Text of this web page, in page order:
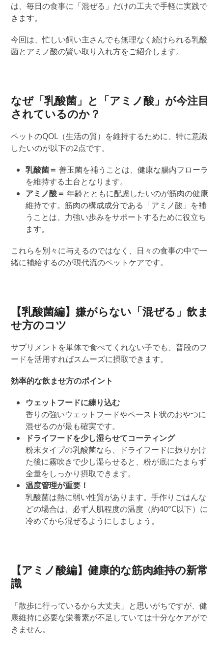
は、毎日の食事に「混ぜる」だけの工夫で手軽に実践で
きます。
今回は、忙しい飼い主さんでも無理なく続けられる乳酸
菌とアミノ酸の賢い取り入れ方をご紹介します。
なぜ「乳酸菌」と「アミノ酸」が今注目
されているのか？
ペットのQOL（生活の質）を維持するために、特に意識
したいのが以下の2点です。
乳酸菌＝ 善玉菌を補うことは、健康な腸内フローラ
を維持する土台となります。
アミノ酸＝ 年齢とともに配慮したいのが筋肉の健康
維持です。筋肉の構成成分である「アミノ酸」を補
うことは、力強い歩みをサポートするために役立ち
ます。
これらを別々に与えるのではなく、日々の食事の中で一
緒に補給するのが現代流のペットケアです。
【乳酸菌編】嫌がらない「混ぜる」飲ま
せ方のコツ
サプリメントを単体で食べてくれない子でも、普段のフ
ードを活用すればスムーズに摂取できます。
効率的な飲ませ方のポイント
ウェットフードに練り込む
香りの強いウェットフードやペースト状のおやつに
混ぜるのが最も確実です。
ドライフードを少し湿らせてコーティング
粉末タイプの乳酸菌なら、ドライフードに振りかけ
た後に霧吹きで少し湿らせると 、粉が底にたまらず
全量をしっかり摂取できます。
温度管理が重要！
乳酸菌は熱に弱い性質があります。手作りごはんな
どの場合は、必ず人肌程度の温度（約40°C以下）に
冷めてから混ぜるようにしましょう。
【アミノ酸編】健康的な筋肉維持の新常
識
「散歩に行っているから大丈夫」と思いがちですが、健
康維持に必要な栄養素が不足していては十分なケアがで
きません。